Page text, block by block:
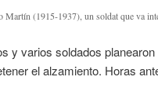
Martín (1915-1937), un soldat que va
y varios soldados
el alzamiento. Horas